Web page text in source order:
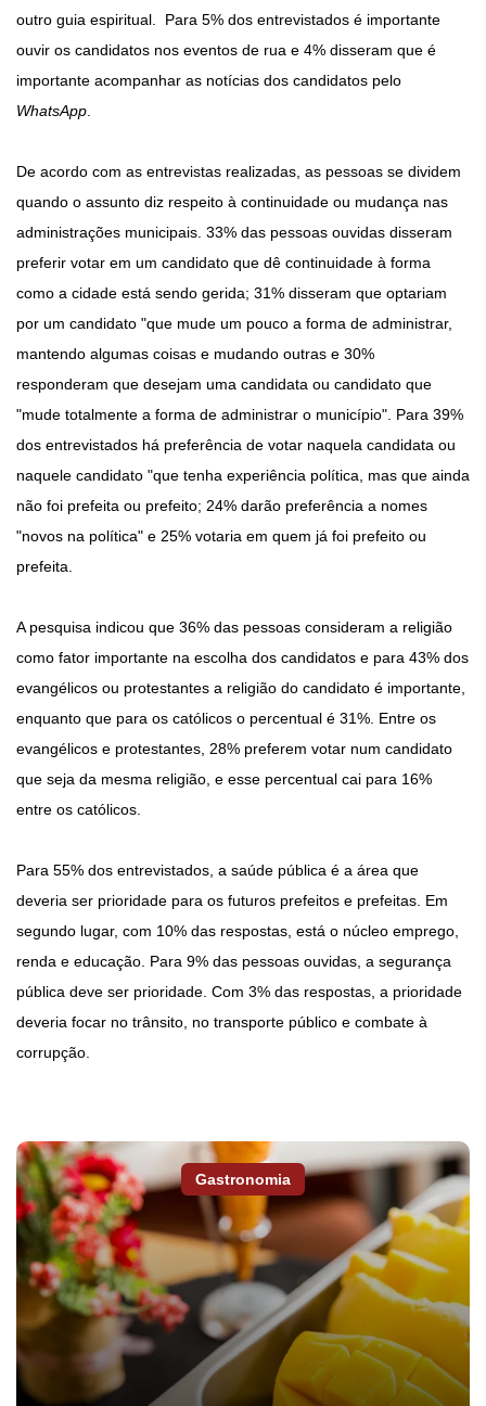
outro guia espiritual. Para 5% dos entrevistados é importante
ouvir os candidatos nos eventos de rua e 4% disseram que é
importante acompanhar as notícias dos candidatos pelo
WhatsApp.
De acordo com as entrevistas realizadas, as pessoas se dividem
quando o assunto diz respeito à continuidade ou mudança nas
administrações municipais. 33% das pessoas ouvidas disseram
preferir votar em um candidato que dê continuidade à forma
como a cidade está sendo gerida; 31% disseram que optariam
por um candidato "que mude um pouco a forma de administrar,
mantendo algumas coisas e mudando outras e 30%
responderam que desejam uma candidata ou candidato que
"mude totalmente a forma de administrar o município". Para 39%
dos entrevistados há preferência de votar naquela candidata ou
naquele candidato "que tenha experiência política, mas que ainda
não foi prefeita ou prefeito; 24% darão preferência a nomes
"novos na política" e 25% votaria em quem já foi prefeito ou
prefeita.
A pesquisa indicou que 36% das pessoas consideram a religião
como fator importante na escolha dos candidatos e para 43% dos
evangélicos ou protestantes a religião do candidato é importante,
enquanto que para os católicos o percentual é 31%. Entre os
evangélicos e protestantes, 28% preferem votar num candidato
que seja da mesma religião, e esse percentual cai para 16%
entre os católicos.
Para 55% dos entrevistados, a saúde pública é a área que
deveria ser prioridade para os futuros prefeitos e prefeitas. Em
segundo lugar, com 10% das respostas, está o núcleo emprego,
renda e educação. Para 9% das pessoas ouvidas, a segurança
pública deve ser prioridade. Com 3% das respostas, a prioridade
deveria focar no trânsito, no transporte público e combate à
corrupção.
Gastronomia